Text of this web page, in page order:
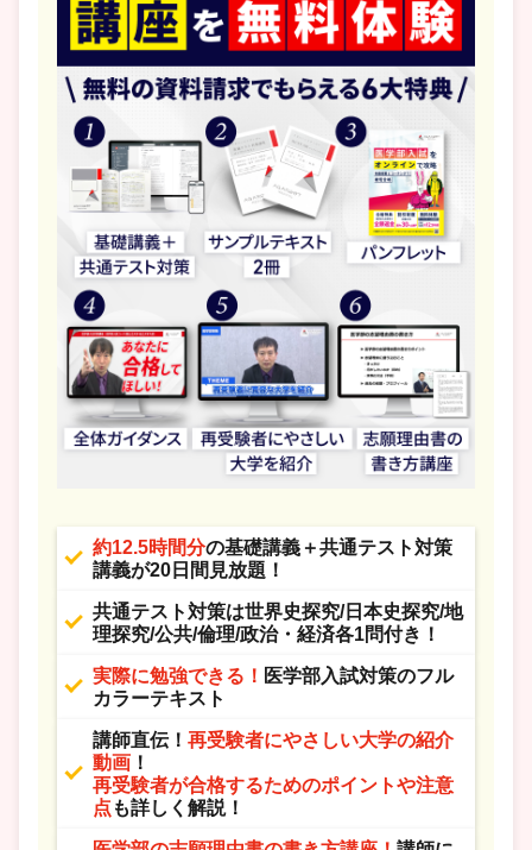
約12.5時間分の基礎講義＋共通テスト対策
講義が20日間見放題！
共通テスト対策は世界史探究/日本史探究/地
理探究/公共/倫理/政治・経済各1問付き！
実際に勉強できる！ 医学部入試対策のフル
カラーテキスト
講師直伝！ 再受験者にやさしい大学の紹介
動画 ！
再受験者が合格するためのポイントや注意
点 も詳しく解説！